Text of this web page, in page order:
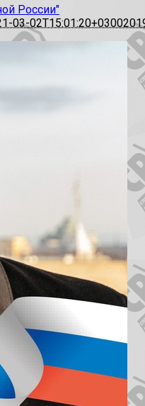
России"
03-02T15:01:20+0300